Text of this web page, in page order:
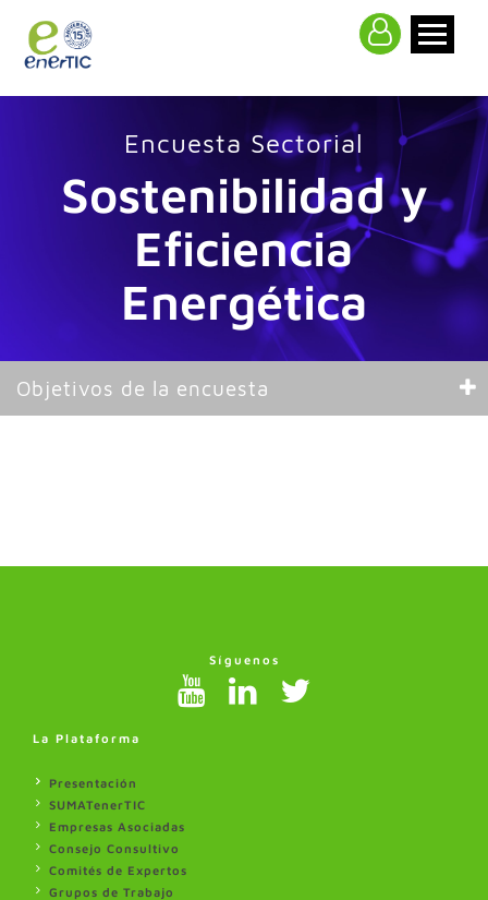
Encuesta Sectorial
Sostenibilidad y
Eficiencia
Energética
Objetivos de la encuesta
Síguenos
La Plataforma
Presentación
SUMATenerTIC
Empresas Asociadas
Consejo Consultivo
Comités de Expertos
Grupos de Trabajo